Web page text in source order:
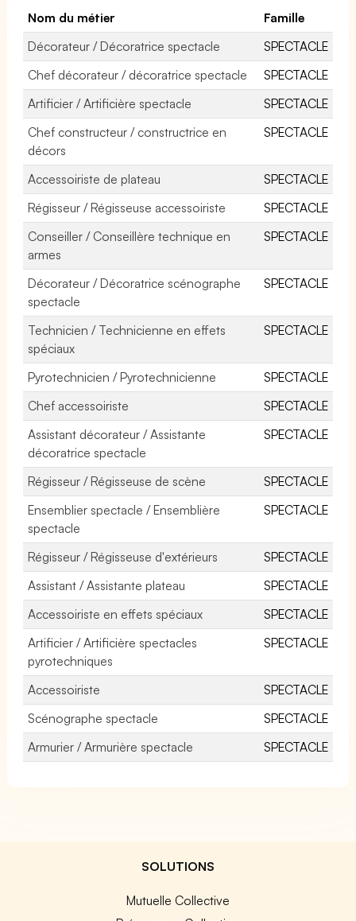
Nom du métier
Famille
Décorateur / Décoratrice spectacle
SPECTACLE
Chef décorateur / décoratrice spectacle
SPECTACLE
Artificier / Artificière spectacle
SPECTACLE
Chef constructeur / constructrice en
décors
SPECTACLE
Accessoiriste de plateau
SPECTACLE
Régisseur / Régisseuse accessoiriste
SPECTACLE
Conseiller / Conseillère technique en
armes
SPECTACLE
Décorateur / Décoratrice scénographe
spectacle
SPECTACLE
Technicien / Technicienne en effets
spéciaux
SPECTACLE
Pyrotechnicien / Pyrotechnicienne
SPECTACLE
Chef accessoiriste
SPECTACLE
Assistant décorateur / Assistante
décoratrice spectacle
SPECTACLE
Régisseur / Régisseuse de scène
SPECTACLE
Ensemblier spectacle / Ensemblière
spectacle
SPECTACLE
Régisseur / Régisseuse d'extérieurs
SPECTACLE
Assistant / Assistante plateau
SPECTACLE
Accessoiriste en effets spéciaux
SPECTACLE
Artificier / Artificière spectacles
pyrotechniques
SPECTACLE
Accessoiriste
SPECTACLE
Scénographe spectacle
SPECTACLE
Armurier / Armurière spectacle
SPECTACLE
SOLUTIONS
Mutuelle Collective